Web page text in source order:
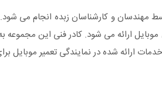
مهندسان و کارشناسان زبده انجام می
ارائه می شود. کادر فنی این مجموعه
ارائه شده در نمایندگی تعمیر